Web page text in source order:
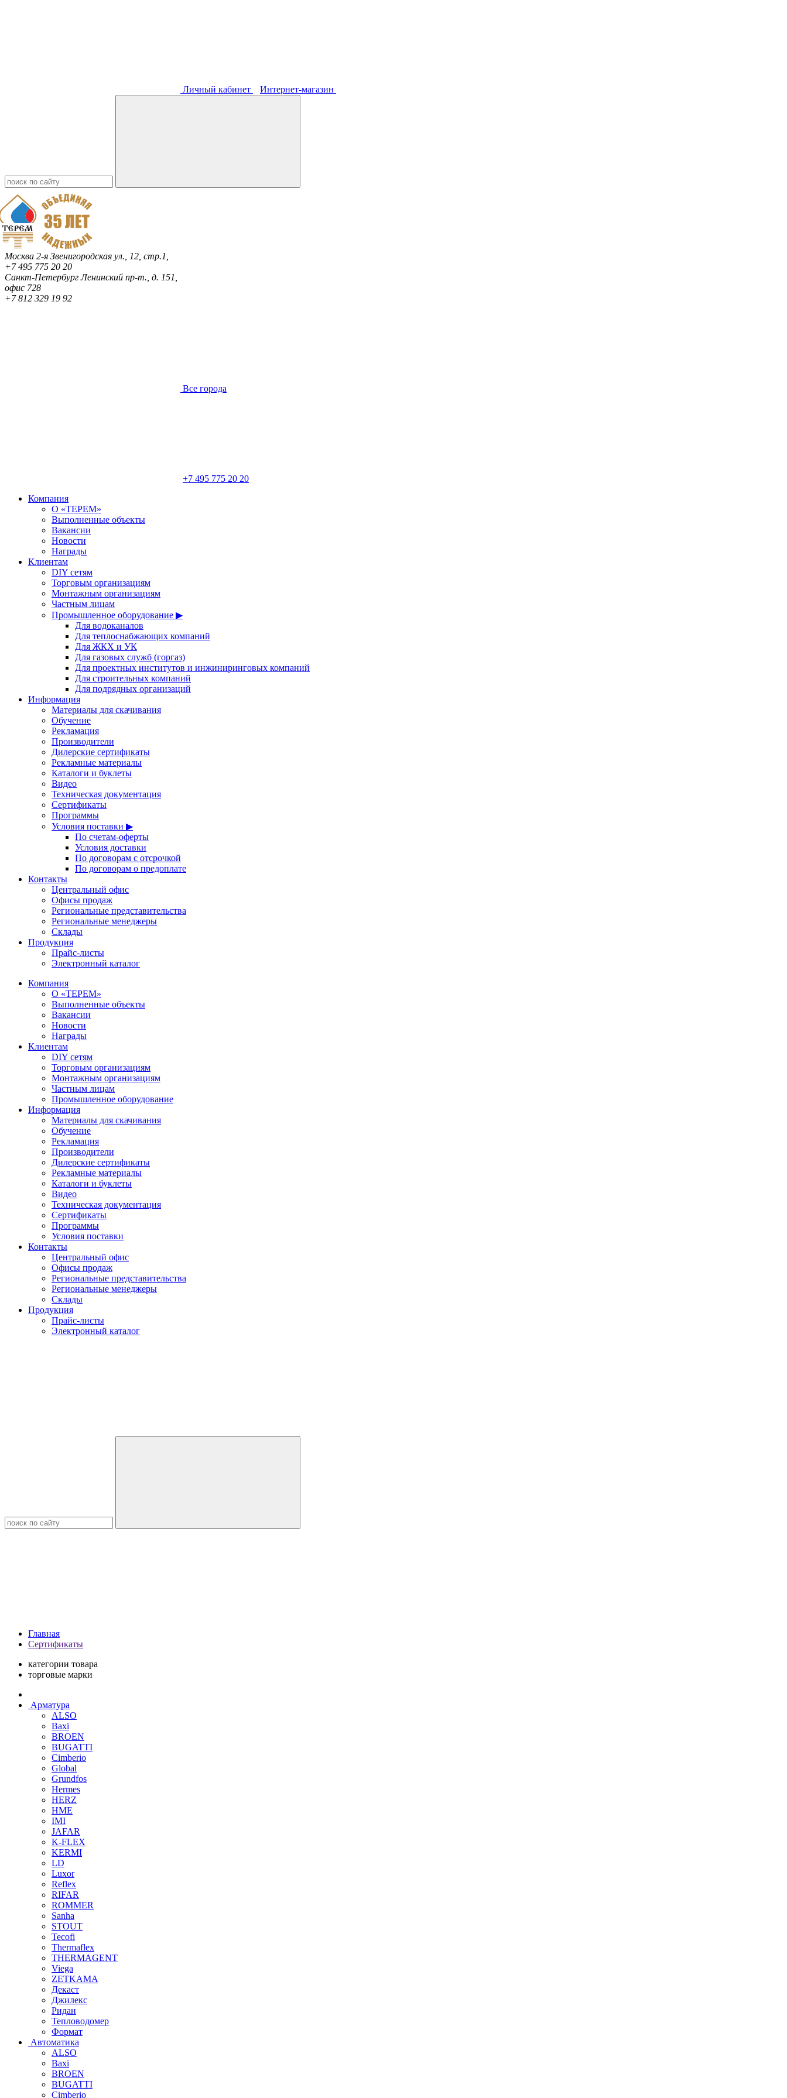
Личный кабинет Интернет-магазин
Москва 2-я Звенигородская ул., 12, стр.1,
+7 495 775 20 20
Санкт-ПетербургЛенинский пр-т., д. 151,
офис 728
+7 812 329 19 92
Все города
+7 495 775 20 20
Компания
О «ТЕРЕМ»
Выполненные объекты
Вакансии
Новости
Награды
Клиентам
DIY сетям
Торговым организациям
Монтажным организациям
Частным лицам
Промышленное оборудование ▶
Для водоканалов
Для теплоснабжающих компаний
Для ЖКХ и УК
Для газовых служб (горгаз)
Для проектных институтов и инжиниринговых компаний
Для строительных компаний
Для подрядных организаций
Информация
Материалы для скачивания
Обучение
Рекламация
Производители
Дилерские сертификаты
Рекламные материалы
Каталоги и буклеты
Видео
Техническая документация
Сертификаты
Программы
Условия поставки ▶
По счетам-оферты
Условия доставки
По договорам с отсрочкой
По договорам о предоплате
Контакты
Центральный офис
Офисы продаж
Региональные представительства
Региональные менеджеры
Склады
Продукция
Прайс-листы
Электронный каталог
Компания
О «ТЕРЕМ»
Выполненные объекты
Вакансии
Новости
Награды
Клиентам
DIY сетям
Торговым организациям
Монтажным организациям
Частным лицам
Промышленное оборудование
Информация
Материалы для скачивания
Обучение
Рекламация
Производители
Дилерские сертификаты
Рекламные материалы
Каталоги и буклеты
Видео
Техническая документация
Сертификаты
Программы
Условия поставки
Контакты
Центральный офис
Офисы продаж
Региональные представительства
Региональные менеджеры
Склады
Продукция
Прайс-листы
Электронный каталог
Главная
Сертификаты
категории товара
торговые марки
Арматура
ALSO
Baxi
BROEN
BUGATTI
Cimberio
Global
Grundfos
Hermes
HERZ
HME
IMI
JAFAR
K-FLEX
KERMI
LD
Luxor
Reflex
RIFAR
ROMMER
Sanha
STOUT
Tecofi
Thermaflex
THERMAGENT
Viega
ZETKAMA
Декаст
Джилекс
Ридан
Тепловодомер
Формат
Автоматика
ALSO
Baxi
BROEN
BUGATTI
Cimberio